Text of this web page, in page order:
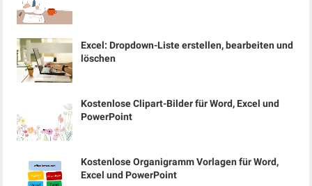
Excel: Dropdown-Liste erstellen, bearbeiten und
löschen
Kostenlose Clipart-Bilder für Word, Excel und
PowerPoint
Kostenlose Organigramm Vorlagen für Word,
Excel und PowerPoint